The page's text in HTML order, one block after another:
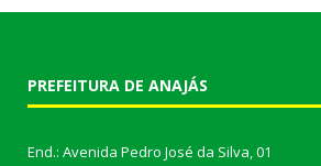
PREFEITURA DE ANAJÁS
End.: Avenida Pedro José da Silva, 01